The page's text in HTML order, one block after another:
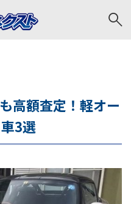
高額査定！軽オー
3選